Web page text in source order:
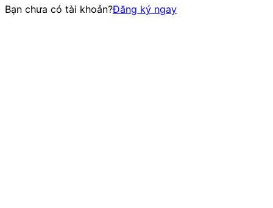
Bạn chưa có tài khoản?Đăng ký ngay